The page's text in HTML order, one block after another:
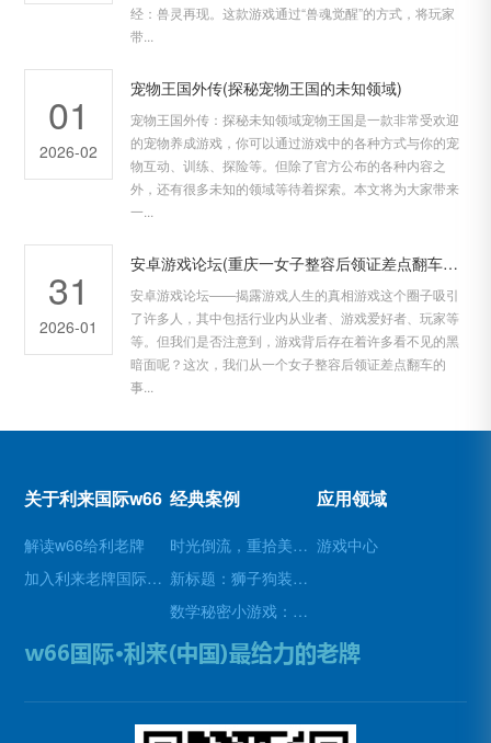
经：兽灵再现。这款游戏通过“兽魂觉醒”的方式，将玩家
带...
01
2026-02
宠物王国外传(探秘宠物王国的未知领域)
宠物王国外传：探秘未知领域宠物王国是一款非常受欢迎
的宠物养成游戏，你可以通过游戏中的各种方式与你的宠
物互动、训练、探险等。但除了官方公布的各种内容之
外，还有很多未知的领域等待着探索。本文将为大家带来
一...
31
2026-01
安卓游戏论坛(重庆一女子整容后领证差点翻车？新浪网友：原来这才是真正的危险游戏新标题：女子整容后领证差点翻车？一起揭露游戏人生的真相！)
安卓游戏论坛——揭露游戏人生的真相游戏这个圈子吸引
了许多人，其中包括行业内从业者、游戏爱好者、玩家等
等。但我们是否注意到，游戏背后存在着许多看不见的黑
暗面呢？这次，我们从一个女子整容后领证差点翻车的
事...
关于利来国际w66
解读w66给利老牌
加入利来老牌国际官网app
经典案例
时光倒流，重拾美好瞬间(原标题：时光倒流，重拾美好瞬间新标题：重温过去，再次感受美好)
新标题：狮子狗装备推荐，让你成为无敌战士！(狮子狗装备推荐——打造无敌战士！)
数学秘密小游戏：挑战你的数学技能(挑战数学技能的密令：解开数学秘密小游戏的谜题)
应用领域
游戏中心